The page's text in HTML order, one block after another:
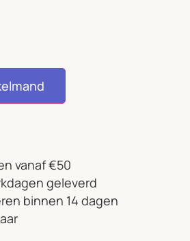
vanaf €50
geleverd
binnen 14 dagen